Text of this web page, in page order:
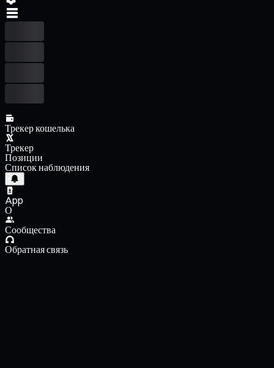
Трекер кошелька
Трекер
Позиции
Список наблюдения
App
О
Сообщества
Обратная связь